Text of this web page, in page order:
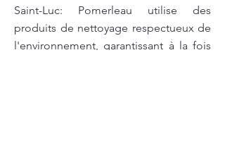
Saint-Luc: Pomerleau utilise des
produits de nettoyage respectueux de
l'environnement, garantissant à la fois